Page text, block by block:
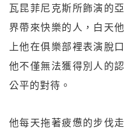
瓦昆菲尼克斯所飾演的
界帶來快樂的人，白天
上他在俱樂部裡表演脫
他不僅無法獲得別人的
公平的對待。
他每天拖著疲憊的步伐